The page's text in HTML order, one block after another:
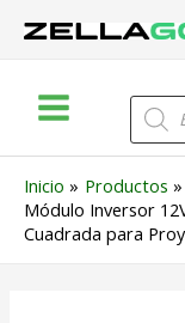
Menu
de
Inicio
Productos
Módulo Inversor
Cuadrada para